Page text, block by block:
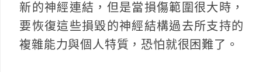
新的神經連結，但是當損傷範圍很大時，
要恢復這些損毀的神經結構過去所支持的
複雜能力與個人特質，恐怕就很困難了。